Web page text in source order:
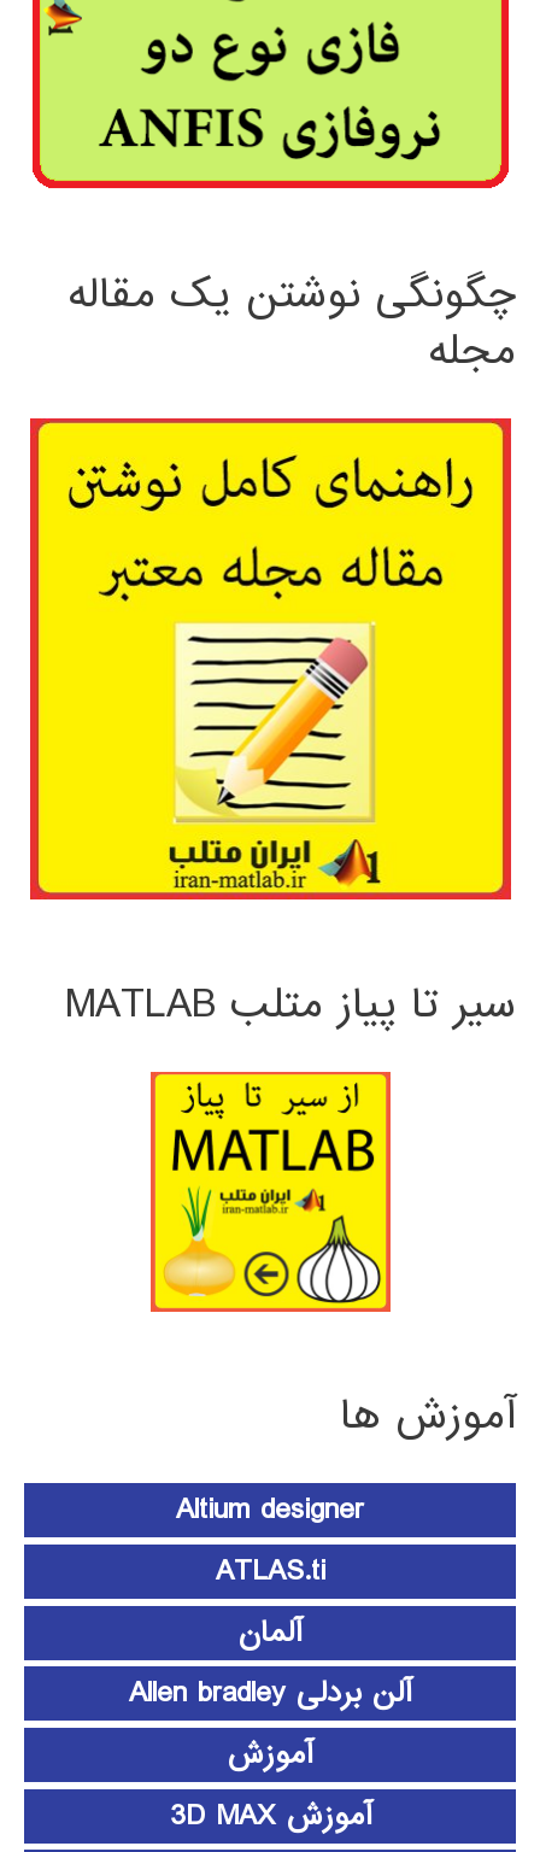
چگونگی نوشتن یک مقاله
مجله
سیر تا پیاز متلب MATLAB
آموزش ها
Altium designer
ATLAS.ti
آلمان
آلن بردلی Allen bradley
آموزش
آموزش 3D MAX